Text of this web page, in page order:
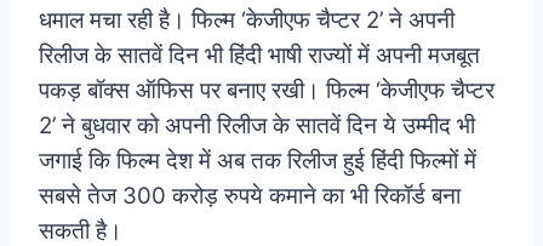
धमाल मचा रही है। फिल्म ‘केजीएफ चैप्टर 2’ ने अपनी
रिलीज के सातवें दिन भी हिंदी भाषी राज्यों में अपनी मजबूत
पकड़ बॉक्स ऑफिस पर बनाए रखी। फिल्म ‘केजीएफ चैप्टर
2’ ने बुधवार को अपनी रिलीज के सातवें दिन ये उम्मीद भी
जगाई कि फिल्म देश में अब तक रिलीज हुई हिंदी फिल्मों में
सबसे तेज 300 करोड़ रुपये कमाने का भी रिकॉर्ड बना
सकती है।